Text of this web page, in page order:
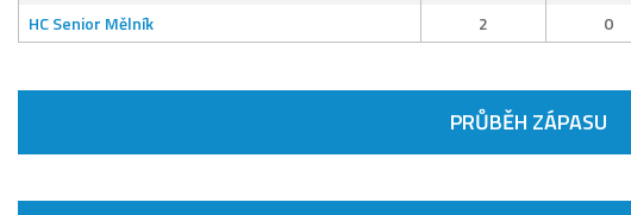
HC Senior Mělník
2 0
PRŮBĚH ZÁPASU